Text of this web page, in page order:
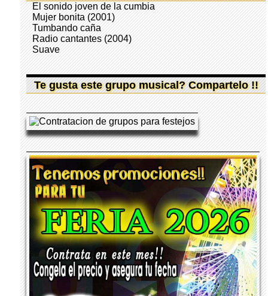
El sonido joven de la cumbia
Mujer bonita (2001)
Tumbando caña
Radio cantantes (2004)
Suave
Te gusta este grupo musical? Compartelo !!